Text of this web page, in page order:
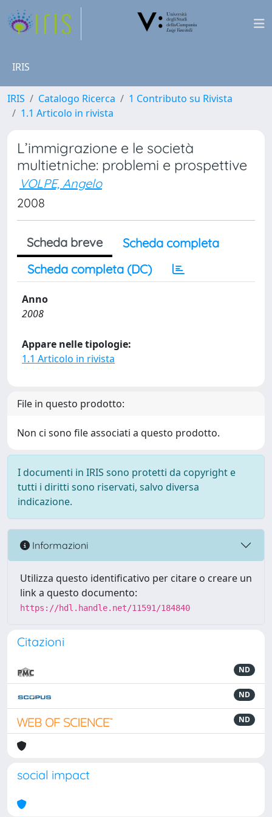
IRIS
IRIS Catalogo Ricerca
1 Contributo su Rivista
1.1 Articolo in rivista
L’immigrazione e le società
multietniche: problemi e prospettive
VOLPE, Angelo
2008
Scheda breve
Scheda completa
Scheda completa (DC)
Anno
2008
Appare nelle tipologie:
1.1 Articolo in rivista
File in questo prodotto:
Non ci sono file associati a questo prodotto.
I documenti in IRIS sono protetti da copyright e
tutti i diritti sono riservati, salvo diversa
indicazione.
Informazioni
Utilizza questo identificativo per citare o creare un
link a questo documento:
https://hdl.handle.net/11591/184840
Citazioni
ND
ND
ND
social impact